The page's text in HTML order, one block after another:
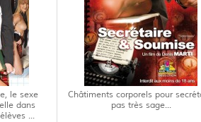
le sexe
dans
...
Châtiments corporels pour
pas très sage...